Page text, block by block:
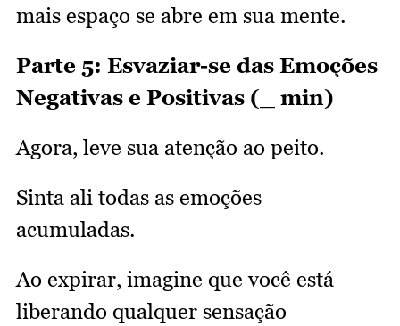
mais espaço se abre em sua mente.
Parte 5: Esvaziar-se das Emoções
Negativas e Positivas (_ min)
Agora, leve sua atenção ao peito.
Sinta ali todas as emoções
acumuladas.
Ao expirar, imagine que você está
liberando qualquer sensação